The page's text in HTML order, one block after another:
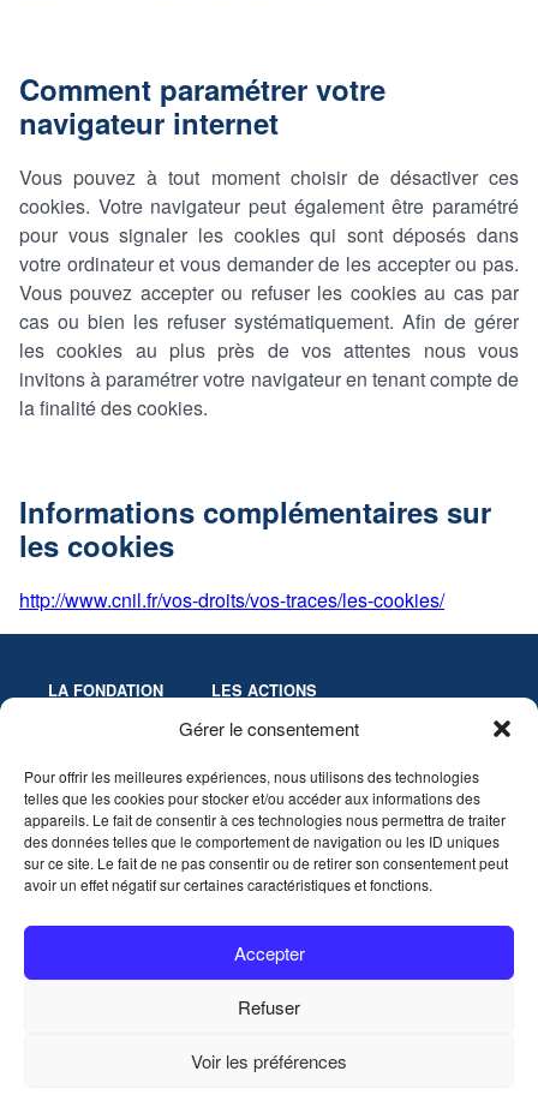
Gérer le consentement
Pour offrir les meilleures expériences, nous utilisons des technologies
telles que les cookies pour stocker et/ou accéder aux informations des
appareils. Le fait de consentir à ces technologies nous permettra de traiter
des données telles que le comportement de navigation ou les ID uniques
sur ce site. Le fait de ne pas consentir ou de retirer son consentement peut
avoir un effet négatif sur certaines caractéristiques et fonctions.
Accepter
Refuser
Voir les préférences
Comment paramétrer votre
navigateur internet
Vous pouvez à tout moment choisir de désactiver ces
cookies. Votre navigateur peut également être paramétré
pour vous signaler les cookies qui sont déposés dans
votre ordinateur et vous demander de les accepter ou pas.
Vous pouvez accepter ou refuser les cookies au cas par
cas ou bien les refuser systématiquement. Afin de gérer
les cookies au plus près de vos attentes nous vous
invitons à paramétrer votre navigateur en tenant compte de
la finalité des cookies.
Informations complémentaires sur
les cookies
http://www.cnil.fr/vos-droits/vos-traces/les-cookies/
LA FONDATION
Statuts
LES ACTIONS
Colloques
Innovation-Recherche
Les Prix de la Fondation
Partenaires